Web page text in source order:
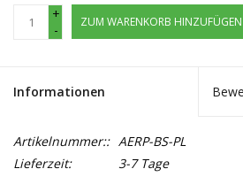
+
-
ZUM WARENKORB HINZUFÜGEN
Informationen
Artikelnummer:: AERP-BS-PL
Lieferzeit:
3-7 Tage